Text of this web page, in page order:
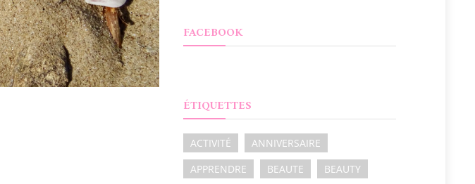
FACEBOOK
ÉTIQUETTES
ACTIVITÉ
ANNIVERSAIRE
APPRENDRE
BEAUTE
BEAUTY